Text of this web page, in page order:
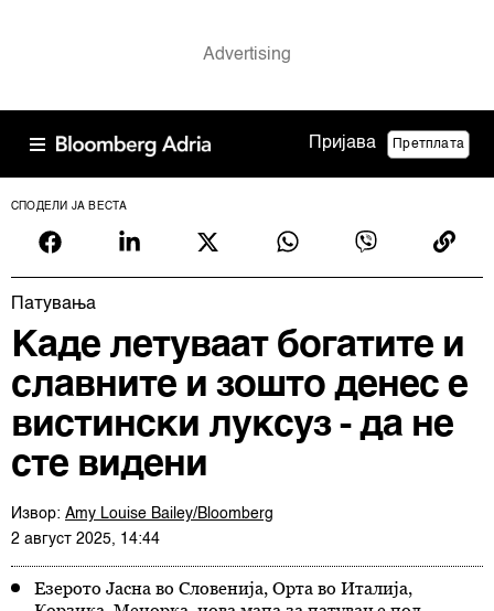
Пријава Претплата
СПОДЕЛИ ЈА ВЕСТА
Патувањa
Каде летуваат богатите и
славните и зошто денес е
вистински луксуз - да не
сте видени
Извор: Amy Louise Bailey/Bloomberg
2 август 2025, 14:44
Езерото Јасна во Словенија, Орта во Италија,